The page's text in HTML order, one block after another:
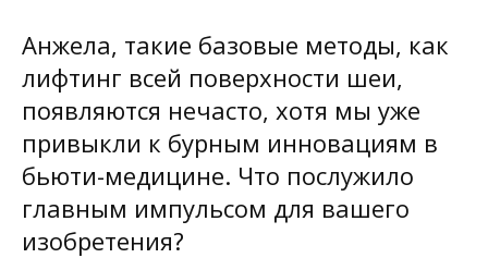
Анжела, такие базовые методы, как
лифтинг всей поверхности шеи,
появляются нечасто, хотя мы уже
привыкли к бурным инновациям в
бьюти-медицине. Что послужило
главным импульсом для вашего
изобретения?